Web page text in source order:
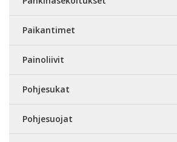
Paikantimet
Painoliivit
Pohjesukat
Pohjesuojat